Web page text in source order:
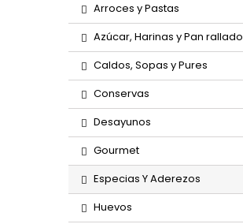
Arroces y Pastas
Azúcar, Harinas y Pan rallado
Caldos, Sopas y Pures
Conservas
Desayunos
Gourmet
Especias Y Aderezos
Huevos